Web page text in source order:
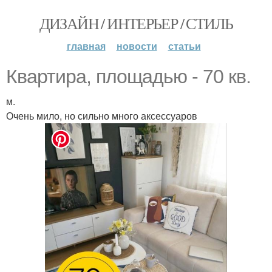
ДИЗАЙН / ИНТЕРЬЕР / СТИЛЬ
главная новости статьи
Квартира, площадью - 70 кв.
м.
Очень мило, но сильно много аксессуаров